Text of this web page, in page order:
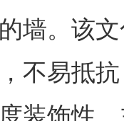
墙。该
不易抵
装饰性